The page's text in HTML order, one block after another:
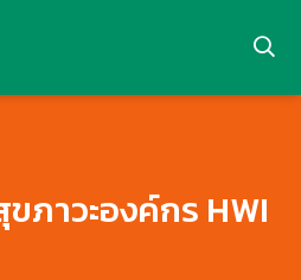
ภาวะองค์กร HWI